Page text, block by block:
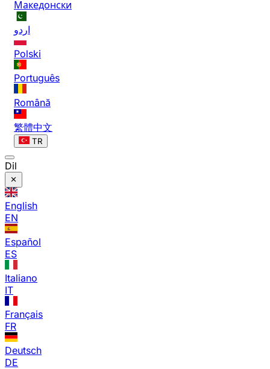
Македонски
اردو
Polski
Português
Română
繁體中文
TR
Dil
English
EN
Español
ES
Italiano
IT
Français
FR
Deutsch
DE